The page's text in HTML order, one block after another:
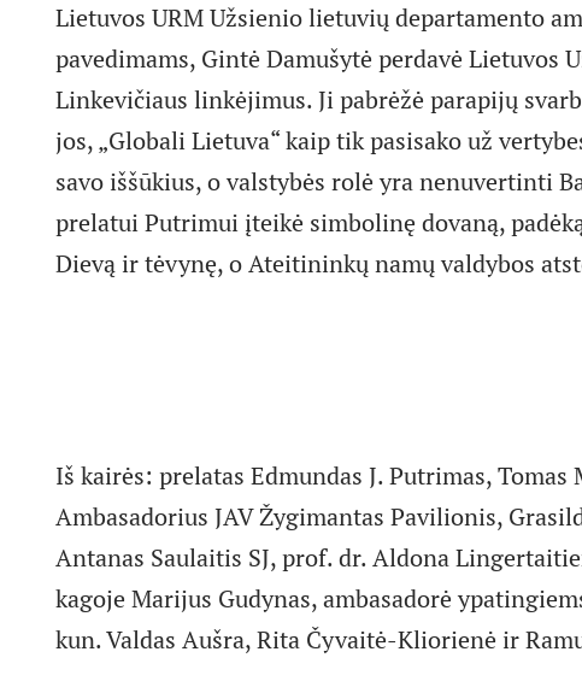
Lietuvos URM Užsienio lietuvių departamento
pavedimams, Gintė Damušytė perdavė
Linkevičiaus linkėjimus. Ji pabrėžė parapijų
jos, „Globali Lietuva“ kaip tik pasisako už
savo iššūkius, o valstybės rolė yra nenuvertinti
prelatui Putrimui įteikė simbolinę dovaną,
Dievą ir tėvynę, o Ateitininkų namų valdybos
Iš kairės: prelatas Edmundas J. Putrimas, Tomas
Ambasadorius JAV Žygimantas Pa­vilionis,
Antanas Saulaitis SJ, prof. dr. Aldona
kagoje Marijus Gudynas, ambasadorė
kun. Valdas Aušra, Rita Čy­vai­tė-Kliorienė ir